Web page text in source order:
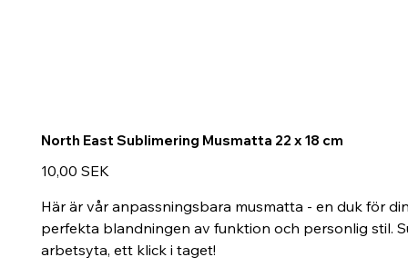
North East Sublimering Musmatta 22 x 18 cm
Preis
10,00 SEK
Här är vår anpassningsbara musmatta - en duk för
perfekta blandningen av funktion och personlig stil.
arbetsyta, ett klick i taget!